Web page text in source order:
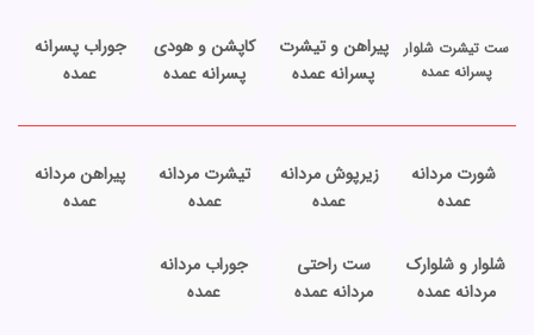
ست تیشرت شلوار
پسرانه عمده
پیراهن و تیشرت
پسرانه عمده
کاپشن و هودی
پسرانه عمده
جوراب پسرانه
عمده
شورت مردانه
عمده
زیرپوش مردانه
عمده
تیشرت مردانه
عمده
پیراهن مردانه
عمده
شلوار و شلوارک
مردانه عمده
ست راحتی
مردانه عمده
جوراب مردانه
عمده